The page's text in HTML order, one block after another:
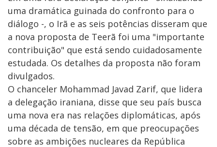
uma dramática guinada do confronto para o
diálogo -, o Irã e as seis potências disseram que
a nova proposta de Teerã foi uma "importante
contribuição" que está sendo cuidadosamente
estudada. Os detalhes da proposta não foram
divulgados.
O chanceler Mohammad Javad Zarif, que lidera
a delegação iraniana, disse que seu país busca
uma nova era nas relações diplomáticas, após
uma década de tensão, em que preocupações
sobre as ambições nucleares da República